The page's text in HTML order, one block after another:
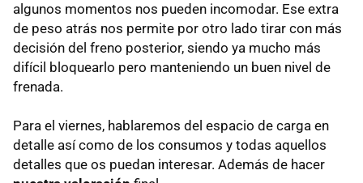
algunos momentos nos pueden incomodar. Ese extra
de peso atrás nos permite por otro lado tirar con más
decisión del freno posterior, siendo ya mucho más
difícil bloquearlo pero manteniendo un buen nivel de
frenada.
Para el viernes, hablaremos del espacio de carga en
detalle así como de los consumos y todas aquellos
detalles que os puedan interesar. Además de hacer